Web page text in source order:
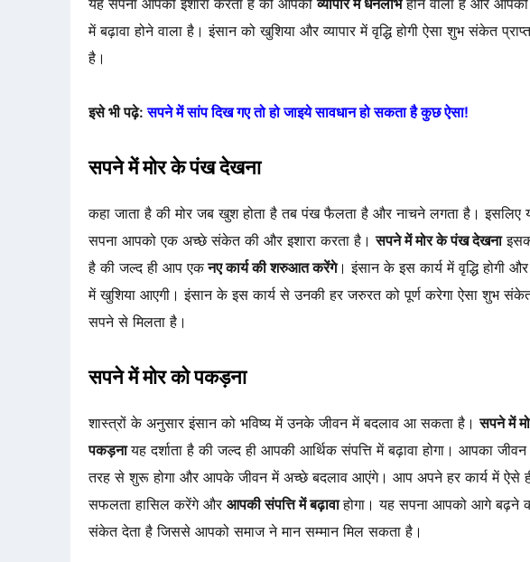
यह सपना आपको इशारा करता है की आपकोव्यापार में धनलाभहोने वाला है और आपकी
में बढ़ावा होने वाला है। इंसान को खुशिया और व्यापार में वृद्धि होगी ऐसा शुभ संकेत
है।
इसे भी पढ़े:सपने में सांप दिख गए तो हो जाइये सावधान हो सकता है कुछ ऐसा!
सपने में मोर के पंख देखना
कहा जाता है की मोर जब खुश होता है तब पंख फैलता है और नाचने लगता है। इसलिए
सपना आपको एक अच्छे संकेत की और इशारा करता है।सपने में मोर के पंख देखना
है की जल्द ही आप एकनए कार्य की शरुआत करेंगे। इंसान के इस कार्य में वृद्धि होगी और
में खुशिया आएगी। इंसान के इस कार्य से उनकी हर जरुरत को पूर्ण करेगा ऐसा शुभ
सपने से मिलता है।
सपने में मोर को पकड़ना
शास्त्रों के अनुसार इंसान को भविष्य में उनके जीवन में बदलाव आ सकता है।सपने में
पकड़नायह दर्शाता है की जल्द ही आपकी आर्थिक संपत्ति में बढ़ावा होगा। आपका
तरह से शुरू होगा और आपके जीवन में अच्छे बदलाव आएंगे। आप अपने हर कार्य में ऐसे
सफलता हासिल करेंगे और आपकी संपत्ति में बढ़ावाहोगा। यह सपना आपको आगे बढ़ने
संकेत देता है जिससे आपको समाज ने मान सम्मान मिल सकता है।